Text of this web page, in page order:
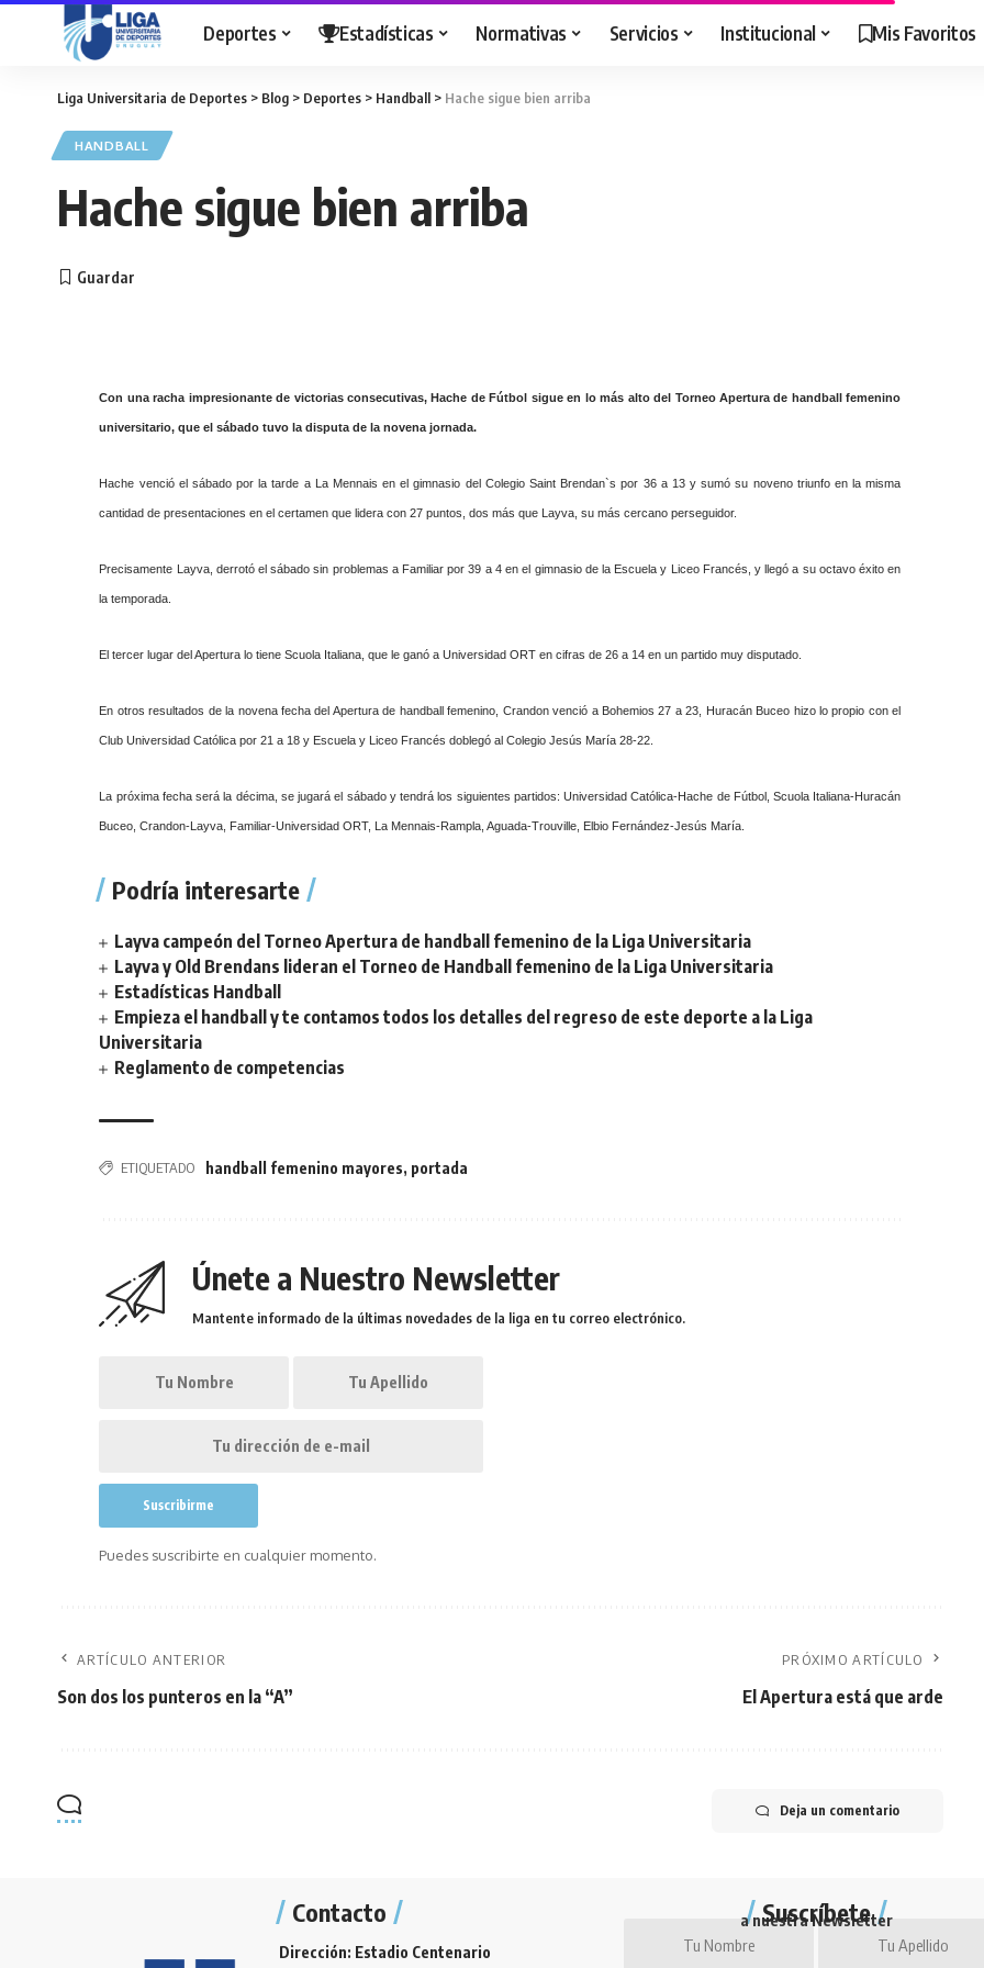
Deportes Estadísticas Normativas Servicios Institucional Mis Favoritos
Liga Universitaria de Deportes > Blog > Deportes > Handball > Hache sigue bien arriba
HANDBALL
Hache sigue bien arriba
Con una racha impresionante de victorias consecutivas, Hache de Fútbol sigue en lo más alto del Torneo Apertura de handball femenino
universitario, que el sábado tuvo la disputa de la novena jornada.
Hache venció el sábado por la tarde a La Mennais en el gimnasio del Colegio Saint Brendan`s por 36 a 13 y sumó su noveno triunfo en la misma
cantidad de presentaciones en el certamen que lidera con 27 puntos, dos más que Layva, su más cercano perseguidor.
Precisamente Layva, derrotó el sábado sin problemas a Familiar por 39 a 4 en el gimnasio de la Escuela y Liceo Francés, y llegó a su octavo éxito en
la temporada.
El tercer lugar del Apertura lo tiene Scuola Italiana, que le ganó a Universidad ORT en cifras de 26 a 14 en un partido muy disputado.
En otros resultados de la novena fecha del Apertura de handball femenino, Crandon venció a Bohemios 27 a 23, Huracán Buceo hizo lo propio con el
Club Universidad Católica por 21 a 18 y Escuela y Liceo Francés doblegó al Colegio Jesús María 28-22.
La próxima fecha será la décima, se jugará el sábado y tendrá los siguientes partidos: Universidad Católica-Hache de Fútbol, Scuola Italiana-Huracán
Buceo, Crandon-Layva, Familiar-Universidad ORT, La Mennais-Rampla, Aguada-Trouville, Elbio Fernández-Jesús María.
Podría interesarte
Layva campeón del Torneo Apertura de handball femenino de la Liga Universitaria
Layva y Old Brendans lideran el Torneo de Handball femenino de la Liga Universitaria
Estadísticas Handball
Empieza el handball y te contamos todos los detalles del regreso de este deporte a la Liga
Universitaria
Reglamento de competencias
ETIQUETADO handball femenino mayores, portada
Únete a Nuestro Newsletter
Mantente informado de la últimas novedades de la liga en tu correo electrónico.
Puedes suscribirte en cualquier momento.
ARTÍCULO ANTERIOR
Son dos los punteros en la “A”
PRÓXIMO ARTÍCULO
El Apertura está que arde
Deja un comentario
Contacto
Dirección: Estadio Centenario
Suscríbete
a nuestra Newsletter